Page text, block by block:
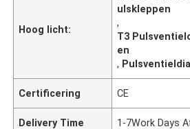
Hoog licht:
ulskleppen
,
T3
en
,
Certificering CE
Delivery Time 1-7Work Days